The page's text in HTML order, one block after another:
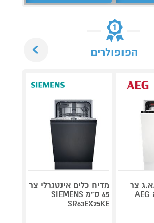
הפופולרים
צר
אינטגרלי מלא AEG
מדיח כלים אינטגרלי צר
45 ס"מ SIEMENS
SR63EX25KE